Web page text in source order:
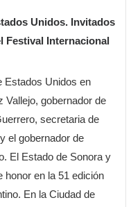
Unidos. Invitados
Festival Internacional
Estados Unidos en
Vallejo, gobernador de
secretaria de
el gobernador de
El Estado de Sonora y
honor en la 51 edición
En la Ciudad de